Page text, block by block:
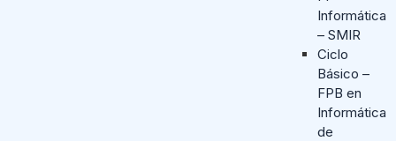
Informática
– SMIR
Ciclo
Básico –
FPB en
Informática
de